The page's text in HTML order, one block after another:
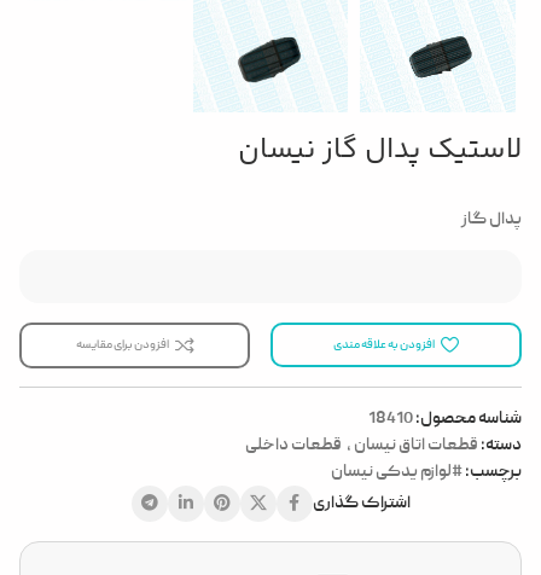
لاستیک پدال گاز نیسان
پدال گاز
افزودن به علاقه مندی افزودن برای مقایسه
شناسه محصول:18410
دسته: قطعات اتاق نیسان , قطعات داخلی
برچسب:#لوازم یدکی نیسان
اشتراک گذاری